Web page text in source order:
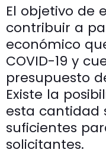
El objetivo de
contribuir a
económico
COVID-19 y
presupuesto
Existe la
esta cantidad
suficientes
solicitantes.